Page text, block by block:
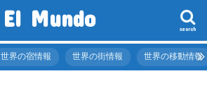
El Mundo search
世界の宿情報 世界の街情報 世界の移動情報